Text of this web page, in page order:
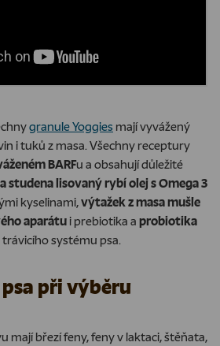
granule Yoggies mají vyvážený
i tuků z masa. Všechny receptury
BARFu a obsahují důležité
studena lisovaný rybí olej s Omega 3
kyselinami,výtažek z masa mušle
aparátu i prebiotika a probiotika
trávicího systému psa.
při výběru
mají březí feny, feny v laktaci, štěňata,